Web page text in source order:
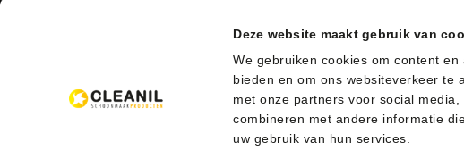
Deze website maakt gebruik van
We gebruiken cookies om content
bieden en om ons websiteverkeer te
met onze partners voor social
combineren met andere informatie
uw gebruik van hun services.
Unger